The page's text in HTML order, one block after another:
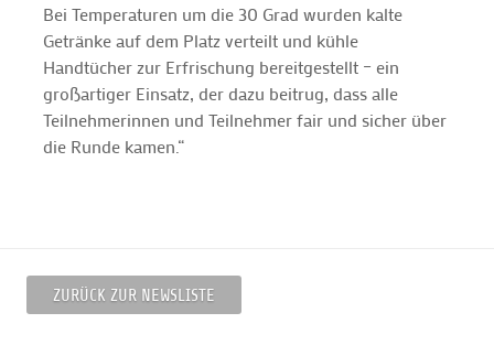
Bei Temperaturen um die 30 Grad wurden kalte
Getränke auf dem Platz verteilt und kühle
Handtücher zur Erfrischung bereitgestellt – ein
großartiger Einsatz, der dazu beitrug, dass alle
Teilnehmerinnen und Teilnehmer fair und sicher über
die Runde kamen.“
ZURÜCK ZUR NEWSLISTE